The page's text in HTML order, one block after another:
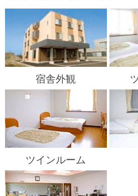
宿舎外観
ツインルーム